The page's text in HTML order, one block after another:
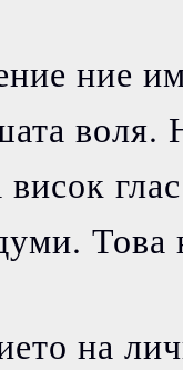
ние
воля.
Това
на